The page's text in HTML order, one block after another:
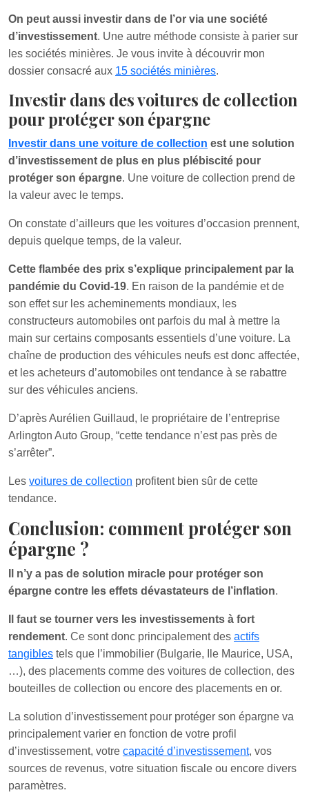
On peut aussi investir dans de l’or via une société
d’investissement. Une autre méthode consiste à parier sur
les sociétés minières. Je vous invite à découvrir mon
dossier consacré aux 15 sociétés minières.
Investir dans des voitures de collection
pour protéger son épargne
Investir dans une voiture de collection est une solution
d’investissement de plus en plus plébiscité pour
protéger son épargne. Une voiture de collection prend de
la valeur avec le temps.
On constate d’ailleurs que les voitures d’occasion prennent,
depuis quelque temps, de la valeur.
Cette flambée des prix s’explique principalement par la
pandémie du Covid-19. En raison de la pandémie et de
son effet sur les acheminements mondiaux, les
constructeurs automobiles ont parfois du mal à mettre la
main sur certains composants essentiels d’une voiture. La
chaîne de production des véhicules neufs est donc affectée,
et les acheteurs d’automobiles ont tendance à se rabattre
sur des véhicules anciens.
D’après Aurélien Guillaud, le propriétaire de l’entreprise
Arlington Auto Group, “cette tendance n’est pas près de
s’arrêter”.
Les voitures de collection profitent bien sûr de cette
tendance.
Conclusion: comment protéger son
épargne ?
Il n’y a pas de solution miracle pour protéger son
épargne contre les effets dévastateurs de l’inflation.
Il faut se tourner vers les investissements à fort
rendement. Ce sont donc principalement des actifs
tangibles tels que l’immobilier (Bulgarie, Ile Maurice, USA,
…), des placements comme des voitures de collection, des
bouteilles de collection ou encore des placements en or.
La solution d’investissement pour protéger son épargne va
principalement varier en fonction de votre profil
d’investissement, votre capacité d’investissement, vos
sources de revenus, votre situation fiscale ou encore divers
paramètres.